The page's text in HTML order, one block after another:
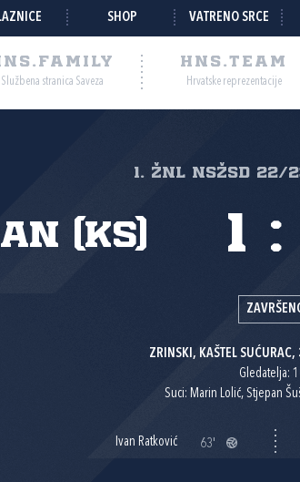
SHOP VATRENO SRCE
Službena stranica Saveza
HNS.TEAM
Hrvatske reprezentacije
1. ŽNL NSŽSD 22/
(KS) 1 :
ZRINSKI, KAŠTEL
Gledatelja:
Suci: Marin Lolić, Stjepan
Ivan Ratković 63'